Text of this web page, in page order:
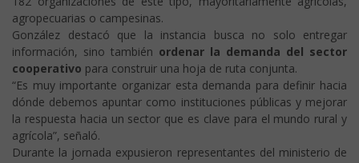
agropecuarias o campesinas.
González destacó que la instancia busca no solo entregar
información, sino también ordenar la demanda del sector
cooperativo para construir una hoja de ruta conjunta.
“Es muy importante organizar esta demanda para definir hacia
dónde debemos apuntar como instituciones públicas y mejorar
la respuesta hacia un sector que es clave para el mundo rural y
agrícola”, señaló.
Durante la jornada expusieron representantes del ministerio de